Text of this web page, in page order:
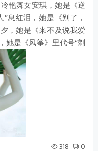
艳舞女安琪，她是《逆
息红泪，她是《别了，
，她是《来不及说我爱
她是《风筝》里代号“剃
318 0